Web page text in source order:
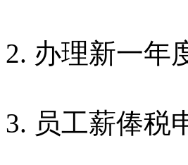
2. 办理新一年
3. 员工薪俸税